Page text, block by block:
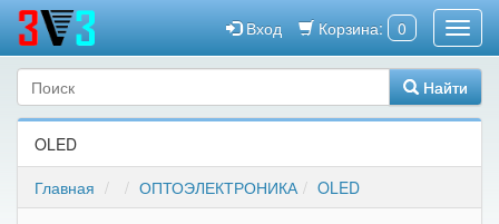
Корзина: 0
Вход
Найти
OLED
Главная
ОПТОЭЛЕКТРОНИКА OLED